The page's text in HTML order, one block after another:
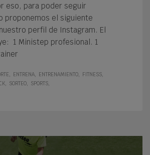
eso, para poder seguir
proponemos el siguiente
perfil de Instagram. El
1 Ministep profesional. 1
ENTRENA ENTRENAMIENTO
FITNESS
SORTEO SPORTS